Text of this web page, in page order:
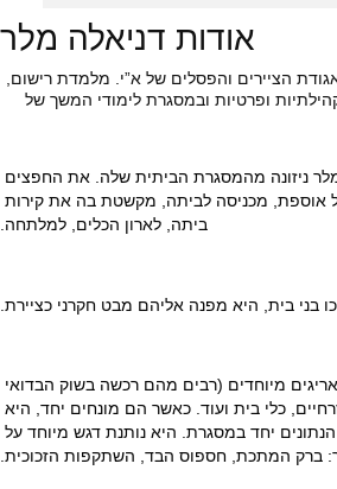
אודות דניאלה מלר
הציירים והפסלים של א”י. מלמדת רישום,
ופרטיות ובמסגרת לימודי המשך של
ביתה, לארון הכלים, למלתחה.
בני בית, היא מפנה אליהם מבט חקרני כציירת.
ברק המתכת, חספוס הבד, השתקפות הזכוכית.